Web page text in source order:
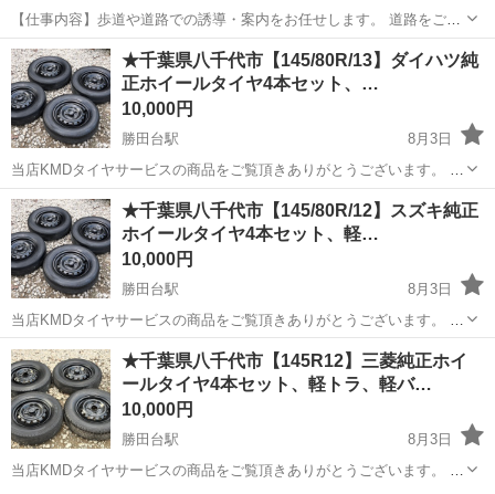
【仕事内容】歩道や道路での誘導・案内をお任せします。 道路をご利
用される車両や歩行者の方が安全に安心して通行するために適切に誘
導してください。 勤務地へは直行直帰OKです! <未経験でも安心!!> 丁
寧な研修20hで基本的な知識を...
アルバイト・パート
★千葉県八千代市【145/80R/13】ダイハツ純
正ホイールタイヤ4本セット、…
10,000円
勝田台駅
8月3日
当店KMDタイヤサービスの商品をご覧頂きありがとうございます。 下
記※1〜※7までの内容がご入札頂く際の条件となりますのでご確認頂
きご納得の上入札をお願い致します。 ご不明な点がありましたらお気
軽に質問欄よりご質問下さい...
千葉 八千代市 勝田台駅 タイヤ、ホイール タイヤ
★千葉県八千代市【145/80R/12】スズキ純正
ホイールタイヤ4本セット、軽…
10,000円
勝田台駅
8月3日
当店KMDタイヤサービスの商品をご覧頂きありがとうございます。 下
記※1〜※7までの内容がご入札頂く際の条件となりますのでご確認頂
きご納得の上入札をお願い致します。 ご不明な点がありましたらお気
軽に質問欄よりご質問下さい...
千葉 八千代市 勝田台駅 タイヤ、ホイール タイヤ
★千葉県八千代市【145R12】三菱純正ホイ
ールタイヤ4本セット、軽トラ、軽バ…
10,000円
勝田台駅
8月3日
当店KMDタイヤサービスの商品をご覧頂きありがとうございます。 下